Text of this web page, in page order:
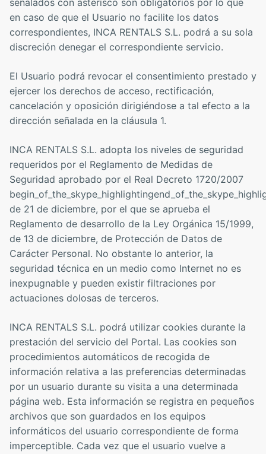
señalados con asterisco son obligatorios por lo que
en caso de que el Usuario no facilite los datos
correspondientes, INCA RENTALS S.L. podrá a su sola
discreción denegar el correspondiente servicio.
El Usuario podrá revocar el consentimiento prestado y
ejercer los derechos de acceso, rectificación,
cancelación y oposición dirigiéndose a tal efecto a la
dirección señalada en la cláusula 1.
INCA RENTALS S.L. adopta los niveles de seguridad
requeridos por el Reglamento de Medidas de
Seguridad aprobado por el Real Decreto 1720/2007
de 21 de diciembre, por el que se aprueba el
Reglamento de desarrollo de la Ley Orgánica 15/1999,
de 13 de diciembre, de Protección de Datos de
Carácter Personal. No obstante lo anterior, la
seguridad técnica en un medio como Internet no es
inexpugnable y pueden existir filtraciones por
actuaciones dolosas de terceros.
INCA RENTALS S.L. podrá utilizar cookies durante la
prestación del servicio del Portal. Las cookies son
procedimientos automáticos de recogida de
información relativa a las preferencias determinadas
por un usuario durante su visita a una determinada
página web. Esta información se registra en pequeños
archivos que son guardados en los equipos
informáticos del usuario correspondiente de forma
imperceptible. Cada vez que el usuario vuelve a